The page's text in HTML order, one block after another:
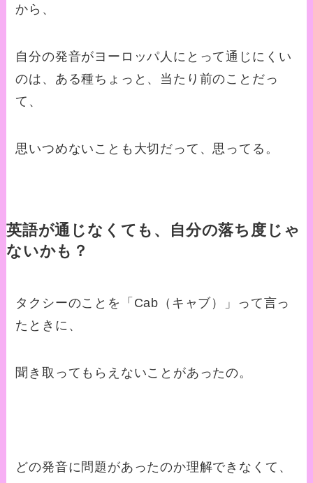
から、
自分の発音がヨーロッパ人にとって通じにくい
のは、ある種ちょっと、当たり前のことだっ
て、
思いつめないことも大切だって、思ってる。
英語が通じなくても、自分の落ち度じゃ
ないかも？
タクシーのことを「 Cab （キャブ）」って言っ
たときに、
聞き取ってもらえないことがあったの。
どの発音に問題があったのか理解できなくて、